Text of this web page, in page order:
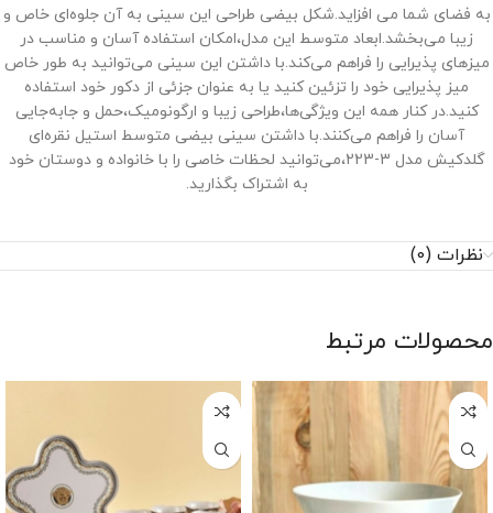
به فضای شما می افزاید.شکل بیضی طراحی این سینی به آن جلوه‌ای خاص و
زیبا می‌بخشد.ابعاد متوسط این مدل،امکان استفاده آسان و مناسب در
میزهای پذیرایی را فراهم می‌کند.با داشتن این سینی می‌توانید به طور خاص
میز پذیرایی خود را تزئین کنید یا به عنوان جزئی از دکور خود استفاده
کنید.در کنار همه این ویژگی‌ها،طراحی زیبا و ارگونومیک،حمل و جابه‌جایی
آسان را فراهم می‌کنند.با داشتن سینی بیضی متوسط استیل نقره‌ای
گلدکیش مدل 3-223،می‌توانید لحظات خاصی را با خانواده و دوستان خود
به اشتراک بگذارید.
نظرات (0)
محصولات مرتبط